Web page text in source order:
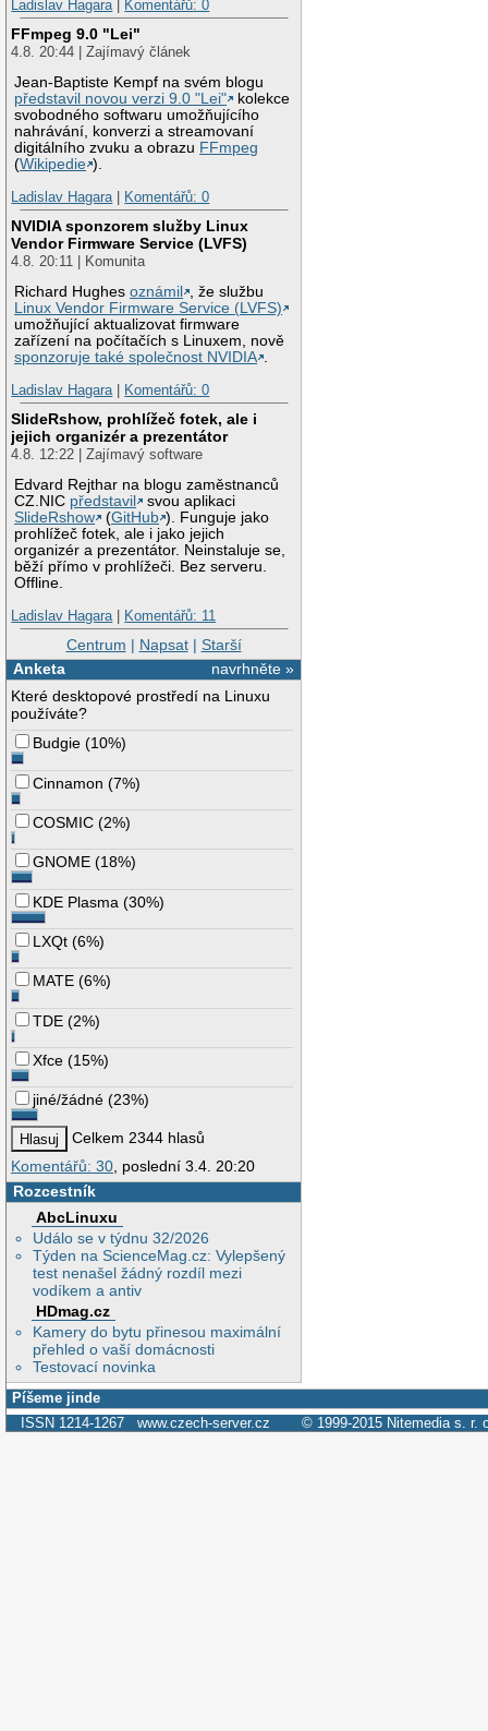
Ladislav Hagara| Komentářů: 0
FFmpeg 9.0 "Lei"
4.8. 20:44 | Zajímavý článek
Jean-Baptiste Kempf na svém blogu
představil novou verzi 9.0 "Lei"
kolekce
svobodného softwaru umožňujícího
nahrávání, konverzi a streamovaní
digitálního zvuku a obrazu FFmpeg
(Wikipedie ).
Ladislav Hagara| Komentářů: 0
NVIDIA sponzorem služby Linux
Vendor Firmware Service (LVFS)
4.8. 20:11 | Komunita
Richard Hughesoznámil
, že službu
Linux Vendor Firmware Service (LVFS)
umožňující aktualizovat firmware
zařízení na počítačích s Linuxem, nově
sponzoruje také společnost NVIDIA .
Ladislav Hagara| Komentářů: 0
SlideRshow, prohlížeč fotek, ale i
jejich organizér a prezentátor
4.8. 12:22 | Zajímavý software
Edvard Rejthar na blogu zaměstnanců
CZ.NIC představil
svou aplikaci
SlideRshow
(GitHub ). Funguje jako
prohlížeč fotek, ale i jako jejich
organizér a prezentátor. Neinstaluje se,
běží přímo v prohlížeči. Bez serveru.
Offline.
Ladislav Hagara| Komentářů: 11
Centrum | Napsat| Starší
navrhněte »
Anketa
Které desktopové prostředí na Linuxu
používáte?
Budgie (10%)
Cinnamon (7%)
COSMIC (2%)
GNOME (18%)
KDE Plasma (30%)
LXQt (6%)
MATE (6%)
TDE (2%)
Xfce (15%)
jiné/žádné (23%)
Celkem 2344 hlasů
Komentářů: 30 , poslední 3.4. 20:20
Rozcestník
AbcLinuxu
Událo se v týdnu 32/2026
Týden na ScienceMag.cz: Vylepšený
test nenašel žádný rozdíl mezi
vodíkem a antiv
HDmag.cz
Kamery do bytu přinesou maximální
přehled o vaší domácnosti
Testovací novinka
Píšeme jinde
ISSN 1214-1267 www.czech-server.cz © 1999-2015 Nitemedia s. r.